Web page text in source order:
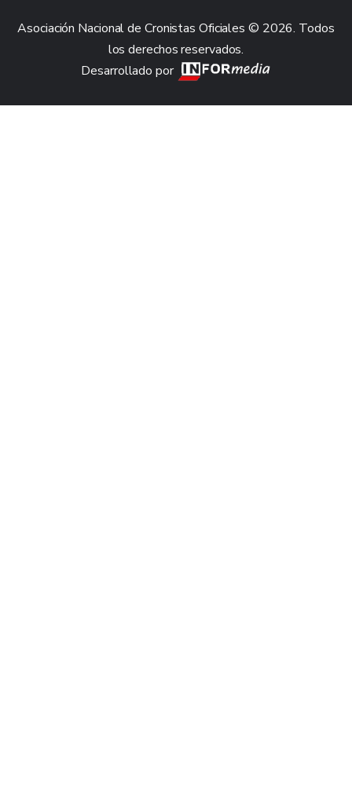
Asociación Nacional de Cronistas Oficiales © 2026. Todos
los derechos reservados.
Desarrollado por